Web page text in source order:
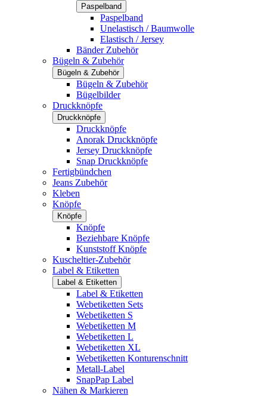
Paspelband
Paspelband
Unelastisch / Baumwolle
Elastisch / Jersey
Bänder Zubehör
Bügeln & Zubehör
Bügeln & Zubehör
Bügeln & Zubehör
Bügelbilder
Druckknöpfe
Druckknöpfe
Druckknöpfe
Anorak Druckknöpfe
Jersey Druckknöpfe
Snap Druckknöpfe
Fertigbündchen
Jeans Zubehör
Kleben
Knöpfe
Knöpfe
Knöpfe
Beziehbare Knöpfe
Kunststoff Knöpfe
Kuscheltier-Zubehör
Label & Etiketten
Label & Etiketten
Label & Etiketten
Webetiketten Sets
Webetiketten S
Webetiketten M
Webetiketten L
Webetiketten XL
Webetiketten Konturenschnitt
Metall-Label
SnapPap Label
Nähen & Markieren